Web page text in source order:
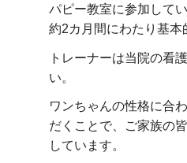
パピー教室に参加して
約2カ月間にわたり基本
トレーナーは当院の看
い。
ワンちゃんの性格に合
だくことで、ご家族の
しています。